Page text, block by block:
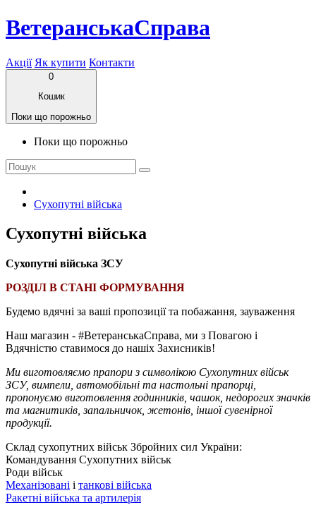
ВетеранськаСправа
Акції Як купити Контакти
0
Кошик
Поки що порожньо
Поки що порожньо
Сухопутні війська
Сухопутні війська
Сухопутні війська ЗСУ
РОЗДІЛ В СТАНІ ФОРМУВАННЯ
Будемо вдячні за ваші пропозиції та побажання, зауваження
Наш магазин - #ВетеранськаСправа, ми з Повагою і
Вдячністю ставимося до нашіх Захисників!
Ми виготовляємо прапори з символікою Сухопутних військ
ЗСУ, вимпели, автомобільні та настольні прапорці,
пропонуємо виготовлення годинників, чашок, недорогих значків
та магнитиків, запальничок, жетонів, іншої сувенірної
продукції.
Склад сухопутних військ Збройних сил України:
Командування Сухопутних військ
Роди військ
Механізовані і танкові війська
Ракетні війська та артилерія